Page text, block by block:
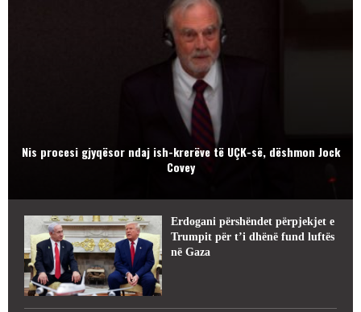
Nis procesi gjyqësor ndaj ish-krerëve të UÇK-së, dëshmon Jock
Covey
Erdogani përshëndet përpjekjet e
Trumpit për t’i dhënë fund luftës
në Gaza